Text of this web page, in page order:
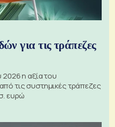
για τις τράπεζες
η αξία του
τις συστημικές τράπεζες
ευρώ